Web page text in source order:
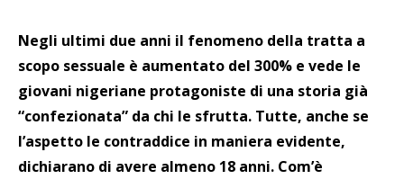
Negli ultimi due anni il fenomeno della tratta a
scopo sessuale è aumentato del 300% e vede le
giovani nigeriane protagoniste di una storia già
“confezionata” da chi le sfrutta. Tutte, anche se
l’aspetto le contraddice in maniera evidente,
dichiarano di avere almeno 18 anni. Com’è